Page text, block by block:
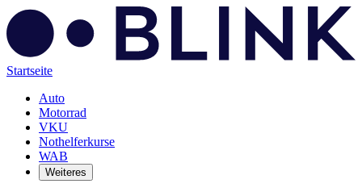
Startseite
Auto
Motorrad
VKU
Nothelferkurse
WAB
Weiteres